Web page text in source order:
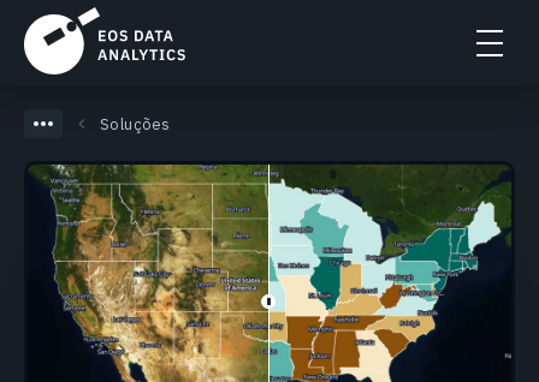
Soluções